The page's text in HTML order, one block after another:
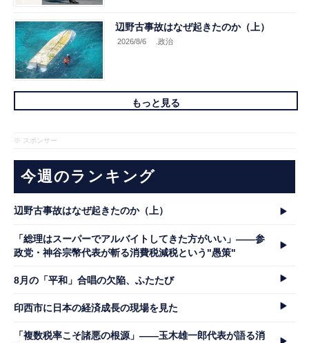
辺野古事故はなぜ起きたのか（上）
2026/8/6 .政治
もっと見る
※ スポンサー
今週のランキング
辺野古事故はなぜ起きたのか（上）
「総理はスーパーでアルバイトしてきた方がいい」――参
政党・神谷宗幣代表が斬る消費税減税という"愚策"
8月の「平和」合唱の欠陥、ふたたび
印西市に日本の経済成長の現場を見た
「複数税率こそ諸悪の根源」――玉木雄一郎代表が語る消